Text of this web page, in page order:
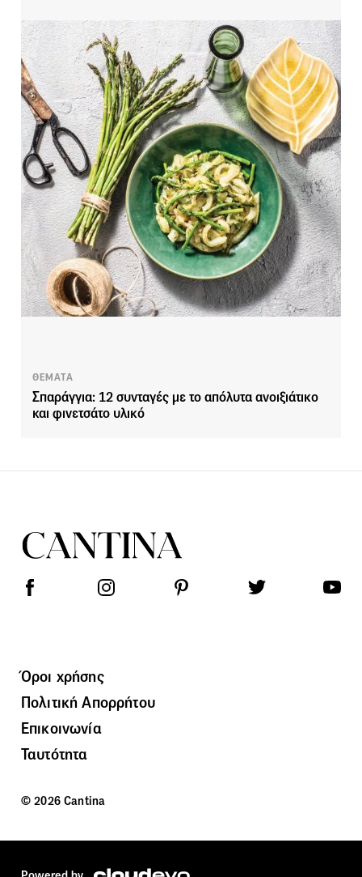
ΘΕΜΑΤΑ
Σπαράγγια: 12 συνταγές με το απόλυτα ανοιξιάτικο
και φινετσάτο υλικό
Όροι χρήσης
Πολιτική Απορρήτου
Επικοινωνία
Ταυτότητα
© 2026 Cantina